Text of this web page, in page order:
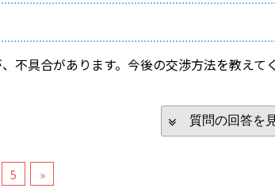
不具合があります。今後の交渉方法を教えて
質問の回答を
5 »